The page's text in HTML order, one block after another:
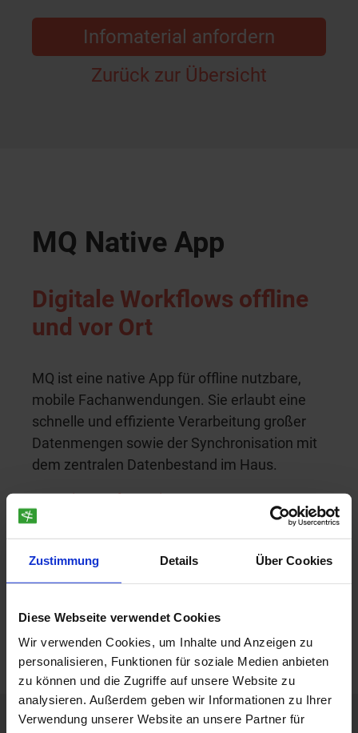
Zustimmung Details Über Cookies
Diese Webseite verwendet Cookies
Wir verwenden Cookies, um Inhalte und Anzeigen zu
personalisieren, Funktionen für soziale Medien anbieten
zu können und die Zugriffe auf unsere Website zu
analysieren. Außerdem geben wir Informationen zu Ihrer
Verwendung unserer Website an unsere Partner für
Infomaterial anfordern
Zurück zur Übersicht
MQ Native App
Digitale Workflows offline
und vor Ort
MQ ist eine native App für offline nutzbare,
mobile Fachanwendungen. Sie erlaubt eine
schnelle und effiziente Verarbeitung großer
Datenmengen sowie der Synchronisation mit
dem zentralen Datenbestand im Haus.
Weitere Informationen zu MQ
Zurück zur Übersicht